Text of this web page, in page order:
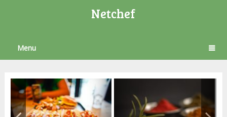
Netchef
Menu